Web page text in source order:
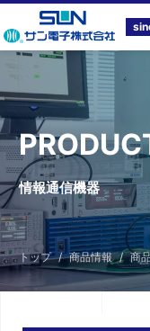
情報通信機器
トップ 商品情報 商